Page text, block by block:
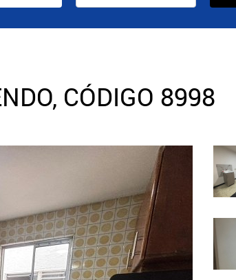
CÓDIGO 8998